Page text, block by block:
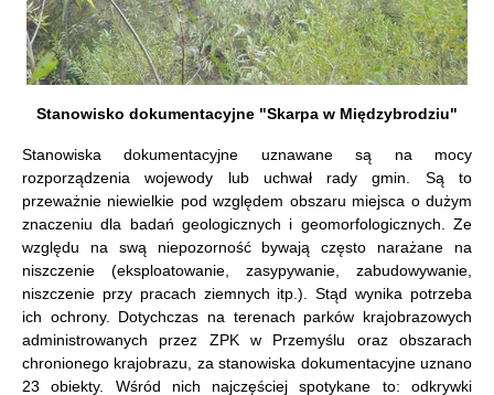
Stanowisko dokumentacyjne "Skarpa w Międzybrodziu"
Stanowiska dokumentacyjne uznawane są na mocy
rozporządzenia wojewody lub uchwał rady gmin. Są to
przeważnie niewielkie pod względem obszaru miejsca o dużym
znaczeniu dla badań geologicznych i geomorfologicznych. Ze
względu na swą niepozorność bywają często narażane na
niszczenie (eksploatowanie, zasypywanie, zabudowywanie,
niszczenie przy pracach ziemnych itp.). Stąd wynika potrzeba
ich ochrony. Dotychczas na terenach parków krajobrazowych
administrowanych przez ZPK w Przemyślu oraz obszarach
chronionego krajobrazu, za stanowiska dokumentacyjne uznano
23 obiekty. Wśród nich najczęściej spotykane to: odkrywki